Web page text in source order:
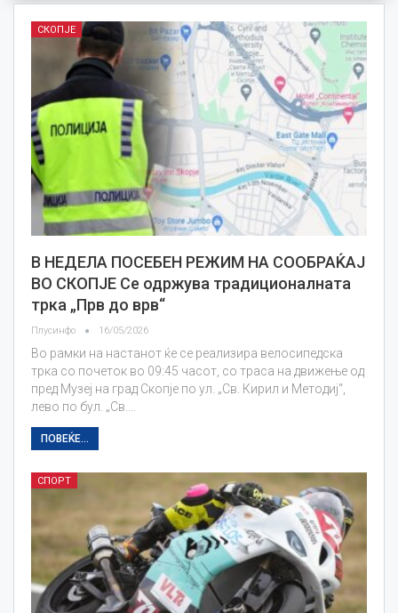
СКОПЈЕ
В НЕДЕЛА ПОСЕБЕН РЕЖИМ НА СООБРАЌАЈ
ВО СКОПЈЕ Се одржува традиционалната
трка „Прв до врв“
Плусинфо 16/05/2026
Во рамки на настанот ќе се реализира велосипедска
трка со почеток во 09:45 часот, со траса на движење од
пред Музеј на град Скопје по ул. „Св. Кирил и Методиј“,
лево по бул. „Св.…
ПОВЕЌЕ...
СПОРТ